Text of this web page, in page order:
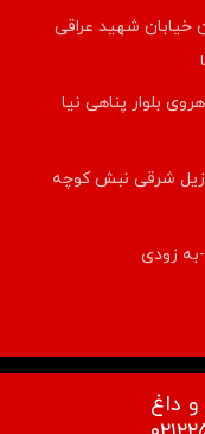
خیابان شهید عراقی
بلوار پناهی نیا
شرقی نبش کوچه
زودی
داغ